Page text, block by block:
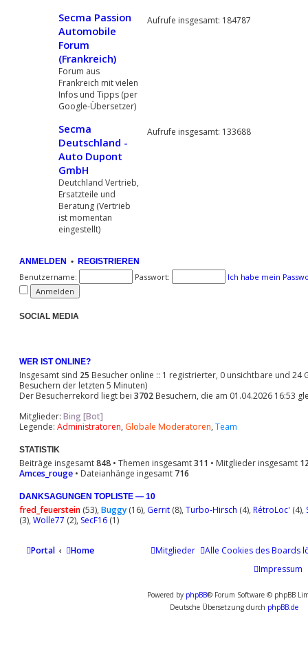
Secma Passion
Automobile
Forum
(Frankreich)
Forum aus
Frankreich mit vielen
Infos und Tipps (per
Google-Übersetzer)
Aufrufe insgesamt: 184787
Secma
Deutschland -
Auto Dupont
GmbH
Deutchland Vertrieb,
Ersatzteile und
Beratung (Vertrieb
ist momentan
eingestellt)
Aufrufe insgesamt: 133688
ANMELDEN • REGISTRIEREN
Benutzername: Passwort: Ich habe mein
SOCIAL MEDIA
WER IST ONLINE?
Insgesamt sind 25 Besucher online :: 1 registrierter, 0 unsichtbare und 24
Besuchern der letzten 5 Minuten)
Der Besucherrekord liegt bei 3702 Besuchern, die am 01.04.2026 16:53
Mitglieder: Bing [Bot]
Legende: Administratoren, Globale Moderatoren,Team
STATISTIK
Beiträge insgesamt848 • Themen insgesamt311 • Mitglieder insgesamt
Amces_rouge • Dateianhänge ingesamt 716
DANKSAGUNGEN TOPLISTE — 10
fred_feuerstein (53),Buggy (16), Gerrit (8),Turbo-Hirsch (4),RétroLoc' (4),
(3),Wolle77 (2), SecF16 (1)
Portal Home Alle Cookies des Boards
Mitglieder
Impressum
Powered by phpBB® Forum Software © phpBB
Deutsche Übersetzung durch phpBB.de